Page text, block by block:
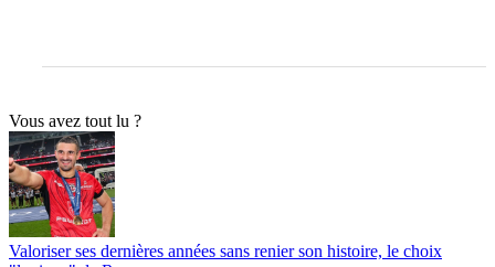
Vous avez tout lu ?
Valoriser ses dernières années sans renier son histoire, le choix